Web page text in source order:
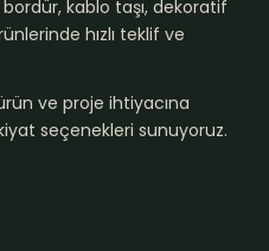
kablo taşı, dekoratif
hızlı teklif ve
ve proje ihtiyacına
seçenekleri sunuyoruz.